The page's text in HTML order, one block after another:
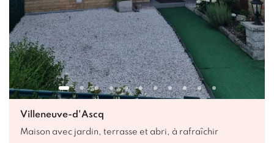
Villeneuve-d'Ascq
Maison avec jardin, terrasse et abri, à rafraîchir